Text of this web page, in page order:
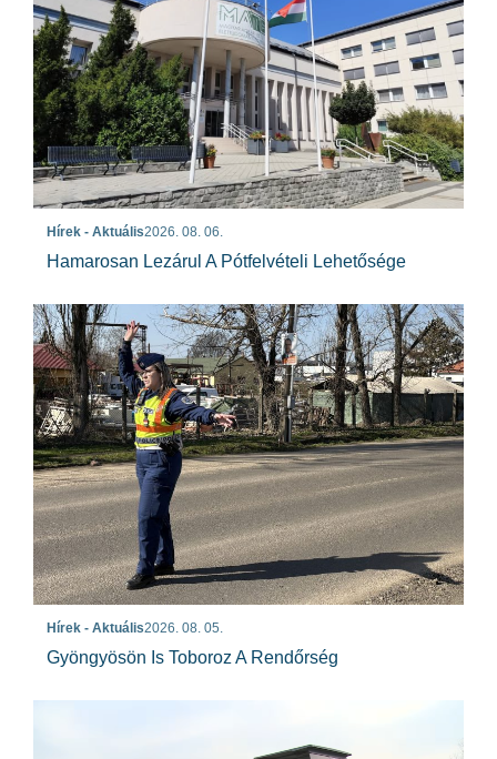
Hírek - Aktuális2026. 08. 06.
Hamarosan Lezárul A Pótfelvételi Lehetősége
Hírek - Aktuális2026. 08. 05.
Gyöngyösön Is Toboroz A Rendőrség